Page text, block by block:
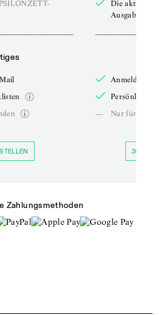
Die aktuelle
Ausgabe
Anmelden
Persönliche
—
Nur für
30 TAGE
Zahlungsmethoden